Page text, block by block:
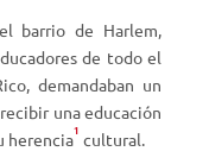
barrio de Harlem,
de todo el
demandaban un
una educación
herencia1 cultural.